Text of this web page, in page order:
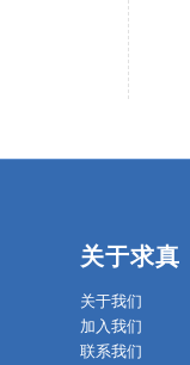
关于求真
关于我们
加入我们
联系我们